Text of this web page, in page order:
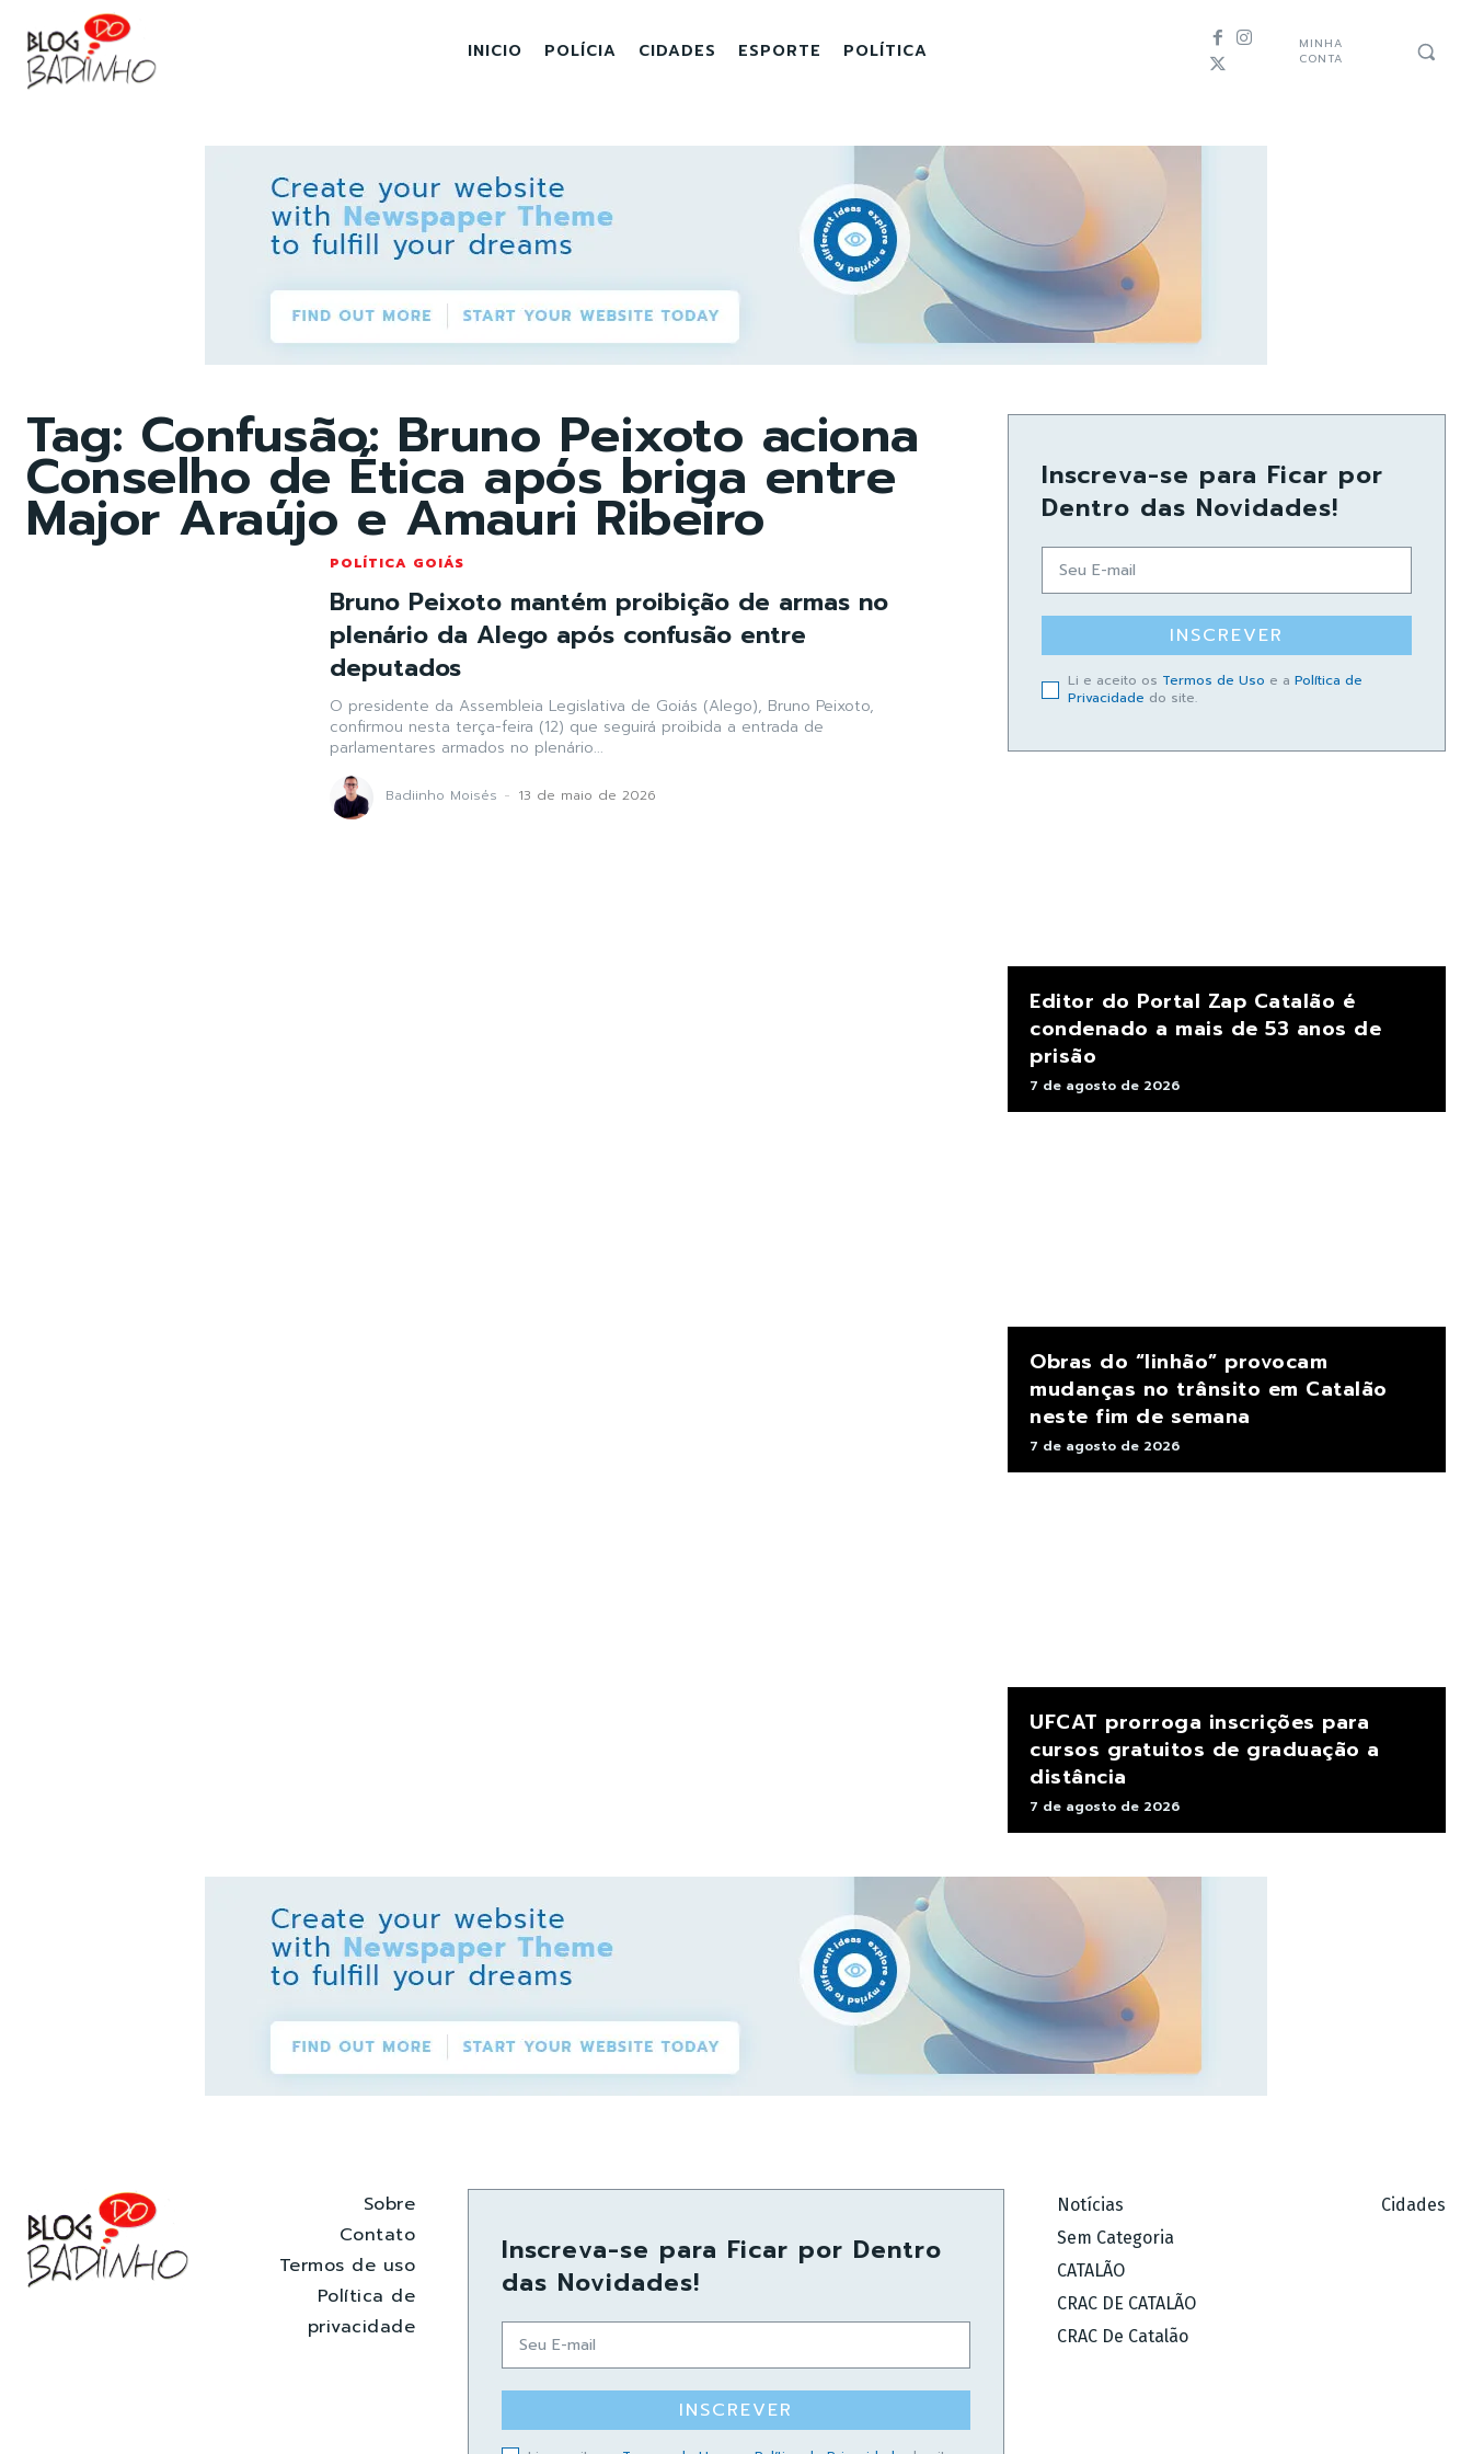
INICIO POLÍCIA CIDADES ESPORTE POLÍTICA
MINHA
CONTA
Tag: Confusão: Bruno Peixoto aciona
Conselho de Ética após briga entre
Major Araújo e Amauri Ribeiro
POLÍTICA GOIÁS
Bruno Peixoto mantém proibição de armas no
plenário da Alego após confusão entre
deputados
O presidente da Assembleia Legislativa de Goiás (Alego), Bruno Peixoto,
confirmou nesta terça-feira (12) que seguirá proibida a entrada de
parlamentares armados no plenário...
Badiinho Moisés - 13 de maio de 2026
Inscreva-se para Ficar por
Dentro das Novidades!
INSCREVER
Li e aceito os Termos de Uso e a Política de
Privacidade do site.
Editor do Portal Zap Catalão é
condenado a mais de 53 anos de
prisão
7 de agosto de 2026
Obras do “linhão” provocam
mudanças no trânsito em Catalão
neste fim de semana
7 de agosto de 2026
UFCAT prorroga inscrições para
cursos gratuitos de graduação a
distância
7 de agosto de 2026
Sobre
Contato
Termos de uso
Política de
privacidade
Inscreva-se para Ficar por Dentro
das Novidades!
INSCREVER
Notícias
Sem Categoria
CATALÃO
CRAC DE CATALÃO
CRAC De Catalão
Cidades